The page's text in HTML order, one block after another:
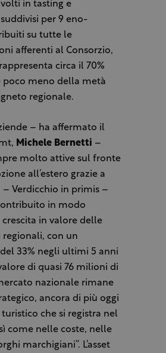
in tasting e
per 9 eno-
su tutte le
afferenti al Consorzio,
circa il 70%
poco meno della metà
regionale.
– ha affermato il
Michele Bernetti –
molto attive sul fronte
all’estero grazie a
Verdicchio in primis –
in modo
in valore delle
regionali, con un
33% negli ultimi 5 anni
di quasi 76 milioni di
nazionale rimane
ancora di più oggi
che si registra nel
come nelle coste, nelle
marchigiani”. L’asset